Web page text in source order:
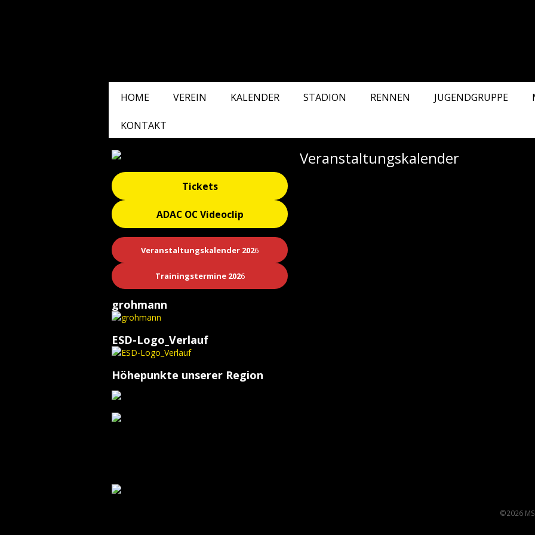
HOME VEREIN KALENDER STADION RENNEN JUGENDGRUPPE
KONTAKT
Veranstaltungskalender
Tickets
ADAC OC Videoclip
Veranstaltungskalender 2026
Trainingstermine 2026
grohmann
ESD-Logo_Verlauf
Höhepunkte unserer Region
©2026